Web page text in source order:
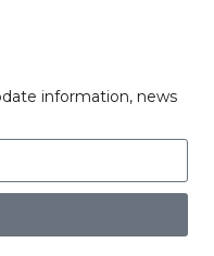
information, news